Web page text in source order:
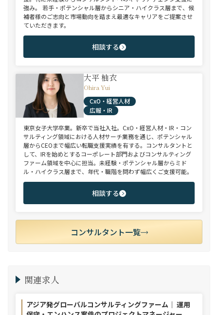
強み。 若手・ポテンシャル層からシニア・ハイクラス層まで、候
補者様のご志向と市場動向を踏まえ最適なキャリアをご提案させ
ていただきます。
相談する
大平 柚衣
Ohira Yui
CxO・経営人材
広報・IR
東京女子大学卒業。新卒で当社入社。CxO・経営人材・IR・コン
サルティング領域における人材サーチ業務を通じ、ポテンシャル
層からCEOまで幅広い転職支援実績を有する。コンサルタントと
して、IRを始めとするコーポレート部門およびコンサルティング
ファーム領域を中心に担当。未経験・ポテンシャル層からミド
ル・ハイクラス層まで、年代・職階を問わず幅広くご支援可能。
相談する
コンサルタント一覧
関連求人
アジア発グローバルコンサルティングファーム｜ 運用